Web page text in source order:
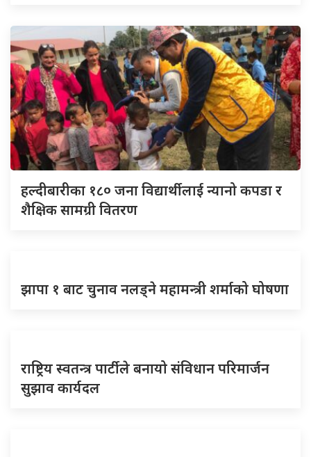
हल्दीबारीका १८० जना विद्यार्थीलाई न्यानो कपडा र
शैक्षिक सामग्री वितरण
झापा १ बाट चुनाव नलड्ने महामन्त्री शर्माको घोषणा
राष्ट्रिय स्वतन्त्र पार्टीले बनायो संविधान परिमार्जन
सुझाव कार्यदल